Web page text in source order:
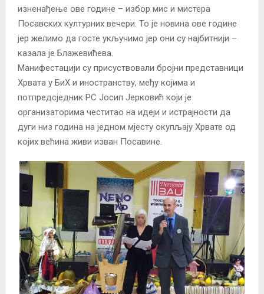
изненађење ове године – избор мис и мистера
Посавских културних вечери. То је новина ове године
јер желимо да госте укључимо јер они су најбитнији –
казала је Блажевићева.
Манифестацији су присуствовали бројни представници
Хрвата у БиХ и иностранству, међу којима и
потпредсједник РС Јосип Јерковић који је
организаторима честитао на идеји и истрајности да
дуги низ година на једном мјесту окупљају Хрвате од
којих већина живи изван Посавине.